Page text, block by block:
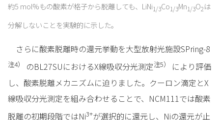
約5 mol%もの酸素が格子から脱離しても、LiNi1/3Co1/3Mn1/3O2は
分解しないことを実験的に示した。
さらに酸素脱離時の還元挙動を大型放射光施設SPring-8
注4） のBL27SUにおけるX線吸収分光測定注5）
により評価
し、酸素脱離メカニズムに迫りました。クーロン滴定とX
線吸収分光測定を組み合わせることで、NCM111では酸素
脱離の初期段階ではNi3+が選択的に還元し、Niの還元が止